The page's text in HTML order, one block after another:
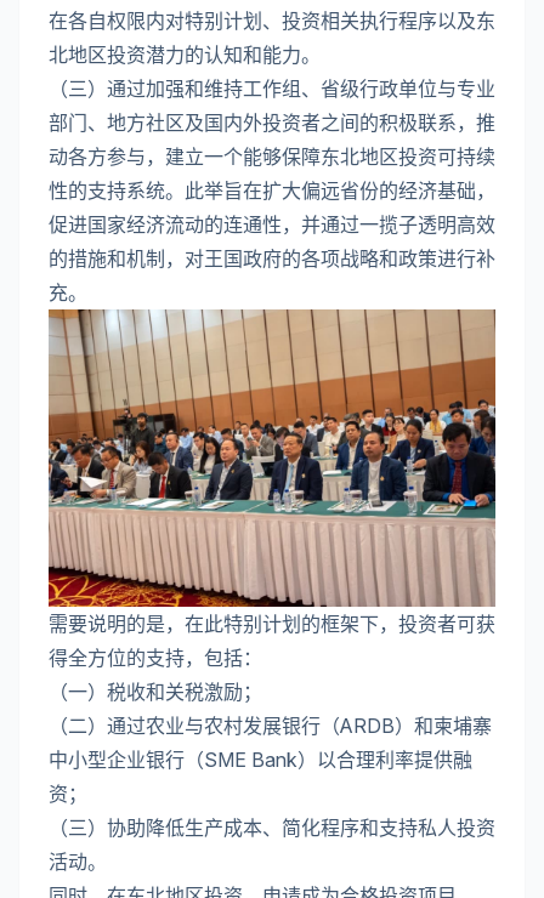
在各自权限内对特别计划、投资相关执行程序以及东
北地区投资潜力的认知和能力。
（三）通过加强和维持工作组、省级行政单位与专业
部门、地方社区及国内外投资者之间的积极联系，推
动各方参与，建立一个能够保障东北地区投资可持续
性的支持系统。此举旨在扩大偏远省份的经济基础，
促进国家经济流动的连通性，并通过一揽子透明高效
的措施和机制，对王国政府的各项战略和政策进行补
充。
需要说明的是，在此特别计划的框架下，投资者可获
得全方位的支持，包括：
（一）税收和关税激励；
（二）通过农业与农村发展银行（ARDB）和柬埔寨
中小型企业银行（SME Bank）以合理利率提供融
资；
（三）协助降低生产成本、简化程序和支持私人投资
活动。